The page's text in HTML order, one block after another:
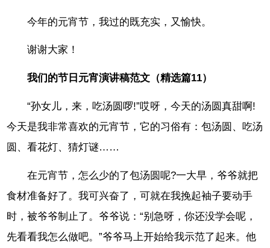
今年的元宵节，我过的既充实，又愉快。
谢谢大家！
我们的节日元宵演讲稿范文（精选篇11）
“孙女儿，来，吃汤圆啰!”哎呀，今天的汤圆真甜啊!
今天是我非常喜欢的元宵节，它的习俗有：包汤圆、吃汤
圆、看花灯、猜灯谜……
在元宵节，怎么少的了包汤圆呢?一大早，爷爷就把
食材准备好了。我可兴奋了，可就在我挽起袖子要动手
时，被爷爷制止了。爷爷说：“别急呀，你还没学会呢，
先看看我怎么做吧。”爷爷马上开始给我示范了起来。他